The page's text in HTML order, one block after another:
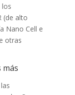
los
(de alto
Nano Cell e
otras
más